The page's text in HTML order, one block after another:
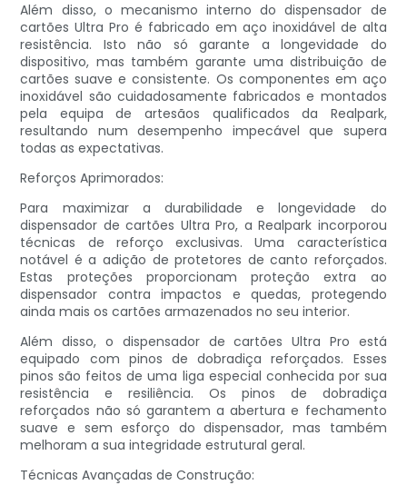
Além disso, o mecanismo interno do dispensador de
cartões Ultra Pro é fabricado em aço inoxidável de alta
resistência. Isto não só garante a longevidade do
dispositivo, mas também garante uma distribuição de
cartões suave e consistente. Os componentes em aço
inoxidável são cuidadosamente fabricados e montados
pela equipa de artesãos qualificados da Realpark,
resultando num desempenho impecável que supera
todas as expectativas.
Reforços Aprimorados:
Para maximizar a durabilidade e longevidade do
dispensador de cartões Ultra Pro, a Realpark incorporou
técnicas de reforço exclusivas. Uma característica
notável é a adição de protetores de canto reforçados.
Estas proteções proporcionam proteção extra ao
dispensador contra impactos e quedas, protegendo
ainda mais os cartões armazenados no seu interior.
Além disso, o dispensador de cartões Ultra Pro está
equipado com pinos de dobradiça reforçados. Esses
pinos são feitos de uma liga especial conhecida por sua
resistência e resiliência. Os pinos de dobradiça
reforçados não só garantem a abertura e fechamento
suave e sem esforço do dispensador, mas também
melhoram a sua integridade estrutural geral.
Técnicas Avançadas de Construção: